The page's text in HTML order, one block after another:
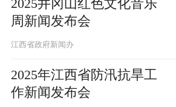
2025井冈山红色文化音乐
周新闻发布会
江西省政府新闻办
2025年江西省防汛抗旱工
作新闻发布会